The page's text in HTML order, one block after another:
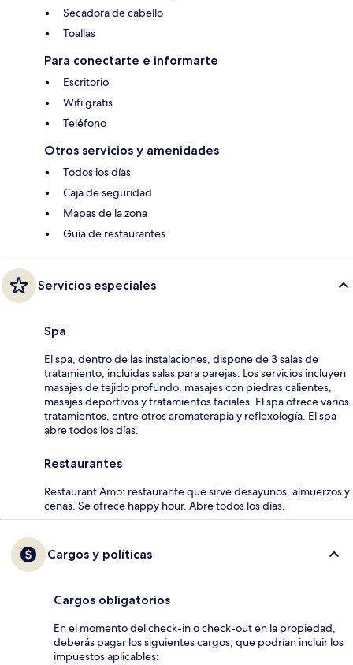
Secadora de cabello
Toallas
Para conectarte e informarte
Escritorio
Wifi gratis
Teléfono
Otros servicios y amenidades
Todos los días
Caja de seguridad
Mapas de la zona
Guía de restaurantes
Servicios especiales
Spa
El spa, dentro de las instalaciones, dispone de 3 salas de
tratamiento, incluidas salas para parejas. Los servicios incluyen
masajes de tejido profundo, masajes con piedras calientes,
masajes deportivos y tratamientos faciales. El spa ofrece varios
tratamientos, entre otros aromaterapia y reflexología. El spa
abre todos los días.
Restaurantes
Restaurant Amo: restaurante que sirve desayunos, almuerzos y
cenas. Se ofrece happy hour. Abre todos los días.
Cargos y políticas
Cargos obligatorios
En el momento del check-in o check-out en la propiedad,
deberás pagar los siguientes cargos, que podrían incluir los
impuestos aplicables: